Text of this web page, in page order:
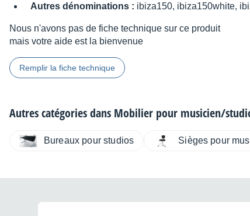
Autres dénominations : ibiza150, ibiza150white,
Nous n'avons pas de fiche technique sur ce produit
mais votre aide est la bienvenue
Remplir la fiche technique
Autres catégories dans Mobilier pour musicien/
Bureaux pour studios Sièges pour